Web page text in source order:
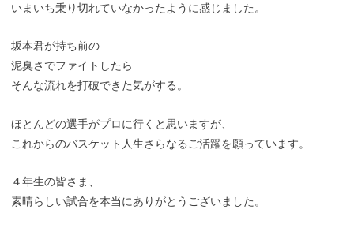
いまいち乗り切れていなかったように感じました。
坂本君が持ち前の
泥臭さでファイトしたら
そんな流れを打破できた気がする。
ほとんどの選手がプロに行くと思いますが、
これからのバスケット人生さらなるご活躍を願っています。
４年生の皆さま、
素晴らしい試合を本当にありがとうございました。